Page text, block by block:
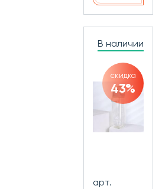
В наличии
скидка
43%
арт.